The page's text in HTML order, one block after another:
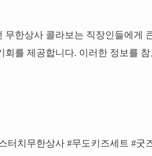
무한상사 콜라보는 직장인들에게
회를 제공합니다. 이러한 정보를
터치무한상사 #무도키즈세트 #굿